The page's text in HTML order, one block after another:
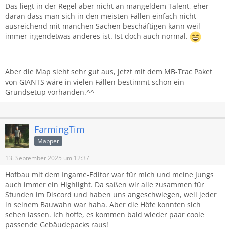
Das liegt in der Regel aber nicht an mangeldem Talent, eher
daran dass man sich in den meisten Fällen einfach nicht
ausreichend mit manchen Sachen beschäftigen kann weil
immer irgendetwas anderes ist. Ist doch auch normal.
Aber die Map sieht sehr gut aus, jetzt mit dem MB-Trac Paket
von GIANTS wäre in vielen Fällen bestimmt schon ein
Grundsetup vorhanden.^^
FarmingTim
Mapper
13. September 2025 um 12:37
Hofbau mit dem Ingame-Editor war für mich und meine Jungs
auch immer ein Highlight. Da saßen wir alle zusammen für
Stunden im Discord und haben uns angeschwiegen, weil jeder
in seinem Bauwahn war haha. Aber die Höfe konnten sich
sehen lassen. Ich hoffe, es kommen bald wieder paar coole
passende Gebäudepacks raus!